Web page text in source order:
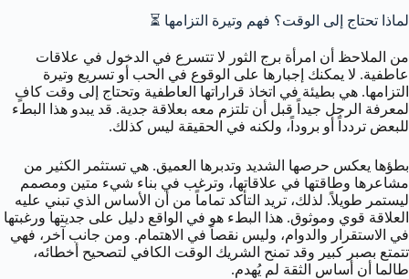
لماذا تحتاج إلى الوقت؟ فهم وتيرة التزامها ⏳
من الملاحظ أن امرأة برج الثور لا تتسرع في الدخول في علاقات
عاطفية. لا يمكنك إجبارها على الوقوع في الحب أو تسريع وتيرة
التزامها. هي بطيئة في اتخاذ قراراتها العاطفية وتحتاج إلى وقت كافٍ
لمعرفة الرجل جيداً قبل أن تلتزم معه بعلاقة جدية. قد يبدو هذا البطء
للبعض تردداً أو بروداً، ولكنه في الحقيقة ليس كذلك.
بطؤها يعكس حرصها الشديد وتدبرها العميق. هي تستثمر الكثير من
مشاعرها وطاقتها في علاقاتها، وترغب في بناء شيء متين ومصمم
ليستمر طويلاً. لذلك، تريد التأكد تماماً من أن الأساس الذي تبني عليه
العلاقة قوي وموثوق. هذا البطء هو في الواقع دليل على جديتها ورغبتها
في الاستقرار والدوام، وليس نقصاً في الاهتمام. ومن جانب آخر، فهي
تتمتع بصبر كبير وقد تمنح الشريك الوقت الكافي لتصحيح أخطائه،
طالما أن أساس الثقة لم يُهدم.